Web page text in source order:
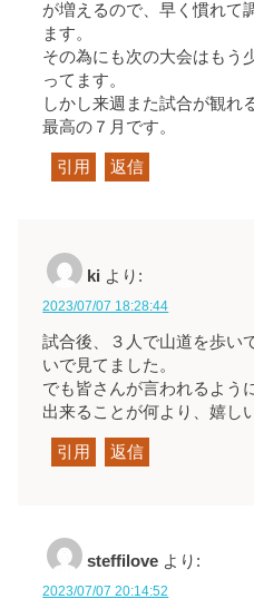
が増えるので、早く慣れて
ます。
その為にも次の大会はもう
ってます。
しかし来週また試合が観れ
最高の７月です。
引用 返信
ki より:
2023/07/07 18:28:44
試合後、３人で山道を歩い
いで見てました。
でも皆さんが言われるよう
出来ることが何より、嬉し
引用 返信
steffilove より:
2023/07/07 20:14:52